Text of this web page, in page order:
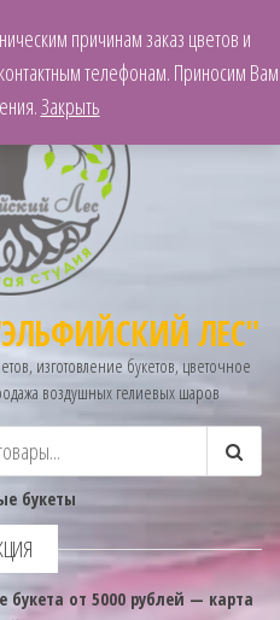
ЛЕС"
изготовление букетов, цветочное
воздушных гелиевых шаров
букеты
букета от 5000 рублей — карта
причинам заказ цветов и
телефонам. Приносим Вам
Закрыть